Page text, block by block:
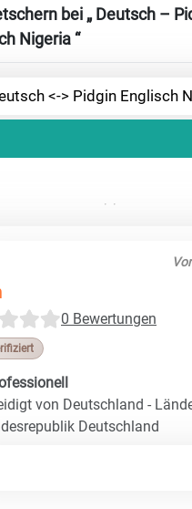
bei „ Deutsch –
Nigeria “
<-> Pidgin Englisch
0 Bewertungen
von Deutschland -
Deutschland